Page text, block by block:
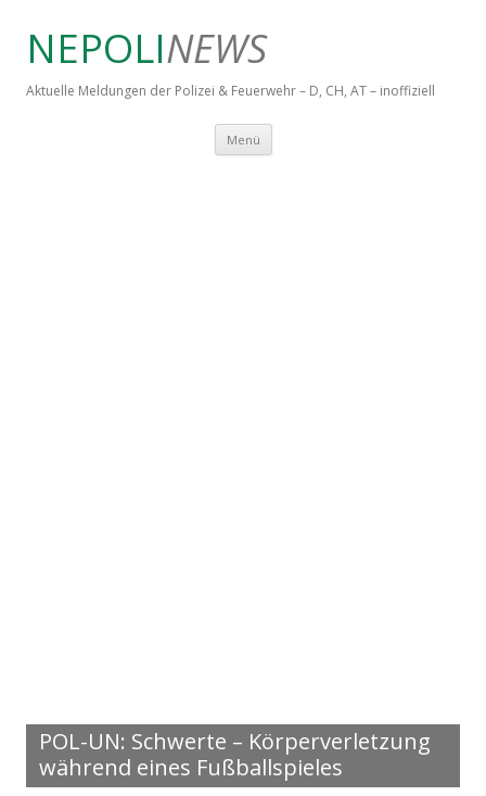
NEPOLINEWS
Aktuelle Meldungen der Polizei & Feuerwehr – D, CH, AT – inoffiziell
Menü Springe zum Inhalt
POL-UN: Schwerte – Körperverletzung
während eines Fußballspieles